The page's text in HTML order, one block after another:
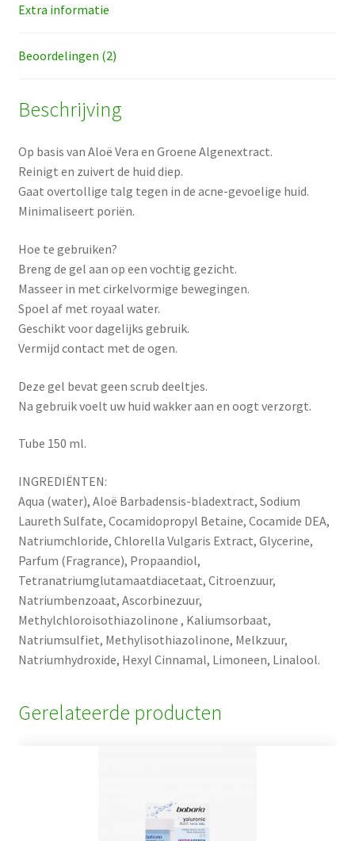
Extra informatie
Beoordelingen (2)
Beschrijving
Op basis van Aloë Vera en Groene Algenextract.
Reinigt en zuivert de huid diep.
Gaat overtollige talg tegen in de acne-gevoelige huid.
Minimaliseert poriën.
Hoe te gebruiken?
Breng de gel aan op een vochtig gezicht.
Masseer in met cirkelvormige bewegingen.
Spoel af met royaal water.
Geschikt voor dagelijks gebruik.
Vermijd contact met de ogen.
Deze gel bevat geen scrub deeltjes.
Na gebruik voelt uw huid wakker aan en oogt verzorgt.
Tube 150 ml.
INGREDIËNTEN:
Aqua (water), Aloë Barbadensis-bladextract, Sodium
Laureth Sulfate, Cocamidopropyl Betaine, Cocamide DEA,
Natriumchloride, Chlorella Vulgaris Extract, Glycerine,
Parfum (Fragrance), Propaandiol,
Tetranatriumglutamaatdiacetaat, Citroenzuur,
Natriumbenzoaat, Ascorbinezuur,
Methylchloroisothiazolinone , Kaliumsorbaat,
Natriumsulfiet, Methylisothiazolinone, Melkzuur,
Natriumhydroxide, Hexyl Cinnamal, Limoneen, Linalool.
Gerelateerde producten